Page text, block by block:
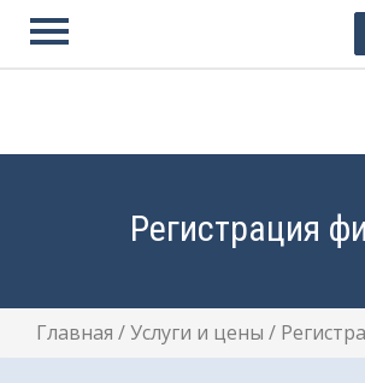
Юстион
Регистрация фирмы
Внесение изменений
Готовые фирмы
Регистрация
Главная /Услуги и цены /